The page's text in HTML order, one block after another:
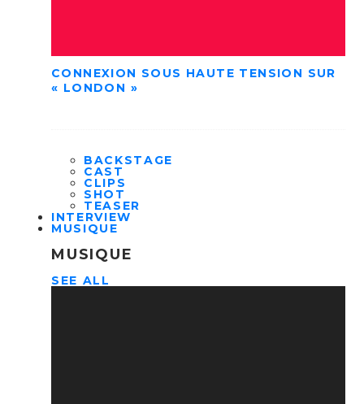
CONNEXION SOUS HAUTE TENSION SUR
« LONDON »
BACKSTAGE
CAST
CLIPS
SHOT
TEASER
INTERVIEW
MUSIQUE
MUSIQUE
SEE ALL